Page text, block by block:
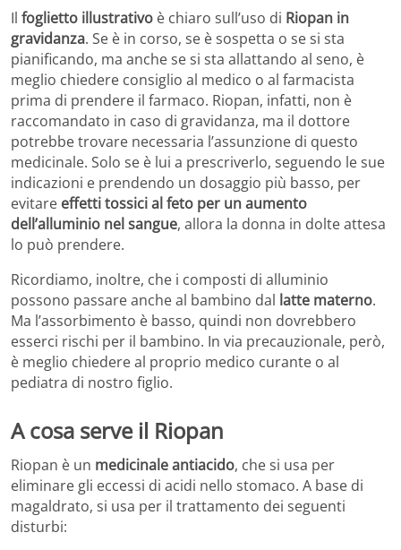
Il foglietto illustrativo è chiaro sull’uso di Riopan in
gravidanza. Se è in corso, se è sospetta o se si sta
pianificando, ma anche se si sta allattando al seno, è
meglio chiedere consiglio al medico o al farmacista
prima di prendere il farmaco. Riopan, infatti, non è
raccomandato in caso di gravidanza, ma il dottore
potrebbe trovare necessaria l’assunzione di questo
medicinale. Solo se è lui a prescriverlo, seguendo le sue
indicazioni e prendendo un dosaggio più basso, per
evitare effetti tossici al feto per un aumento
dell’alluminio nel sangue, allora la donna in dolte attesa
lo può prendere.
Ricordiamo, inoltre, che i composti di alluminio
possono passare anche al bambino dal latte materno.
Ma l’assorbimento è basso, quindi non dovrebbero
esserci rischi per il bambino. In via precauzionale, però,
è meglio chiedere al proprio medico curante o al
pediatra di nostro figlio.
A cosa serve il Riopan
Riopan è un medicinale antiacido, che si usa per
eliminare gli eccessi di acidi nello stomaco. A base di
magaldrato, si usa per il trattamento dei seguenti
disturbi: